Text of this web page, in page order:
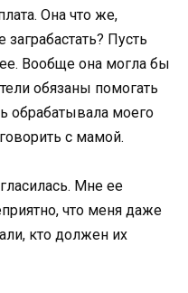
Она что же,
Пусть
Вообще она могла бы
обязаны помогать
обрабатывала моего
с мамой.
Мне ее
что меня даже
кто должен их